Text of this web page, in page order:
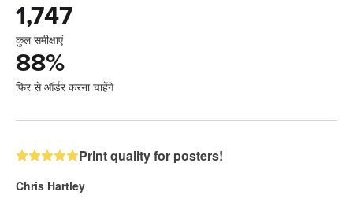
1,747
कुल समीक्षाएं
88%
फिर से ऑर्डर करना चाहेंगे
Print quality for posters!
Chris Hartley